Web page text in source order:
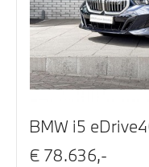
BMW i5
€ 78.636,-